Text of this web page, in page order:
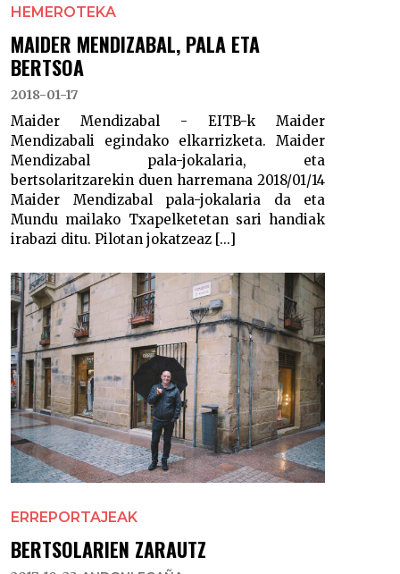
HEMEROTEKA
MAIDER MENDIZABAL, PALA ETA
BERTSOA
2018-01-17
Maider Mendizabal - EITB-k Maider
Mendizabali egindako elkarrizketa. Maider
Mendizabal pala-jokalaria, eta
bertsolaritzarekin duen harremana 2018/01/14
Maider Mendizabal pala-jokalaria da eta
Mundu mailako Txapelketetan sari handiak
irabazi ditu. Pilotan jokatzeaz [...]
ERREPORTAJEAK
BERTSOLARIEN ZARAUTZ